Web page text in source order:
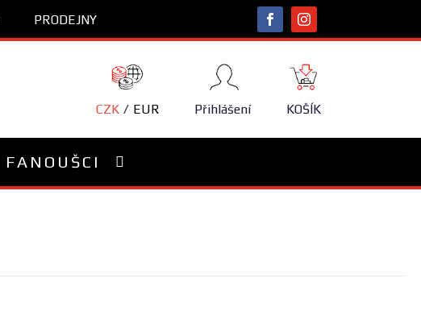
PRODEJNY
CZK EUR Přihlášení
NÁKUPNÍ
KOŠÍK
KOŠÍK
FANOUŠCI